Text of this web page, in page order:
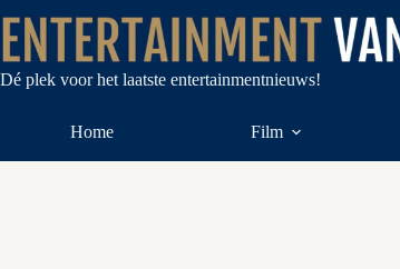
naar
de
inhoud
Dé plek voor het laatste entertainmentnieuws!
Home Film